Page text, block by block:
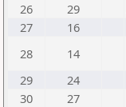
26
29
27
16
28
14
29
24
30
27